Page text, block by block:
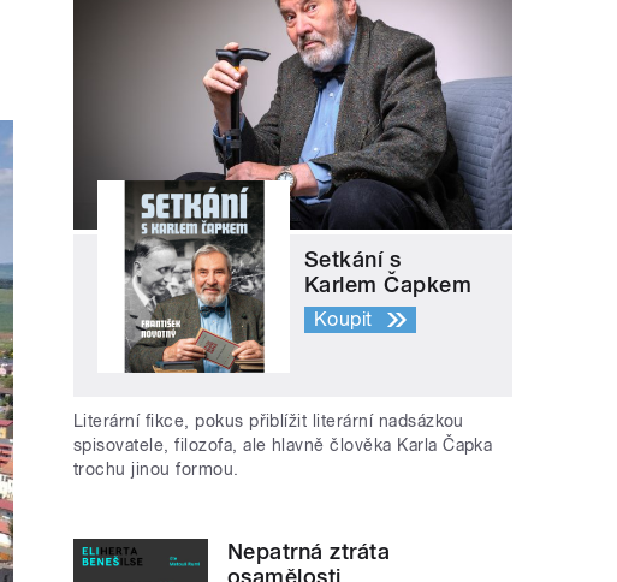
Setkání s
Karlem Čapkem
Koupit
Literární fikce, pokus přiblížit literární nadsázkou
spisovatele, filozofa, ale hlavně člověka Karla Čapka
trochu jinou formou.
Nepatrná ztráta